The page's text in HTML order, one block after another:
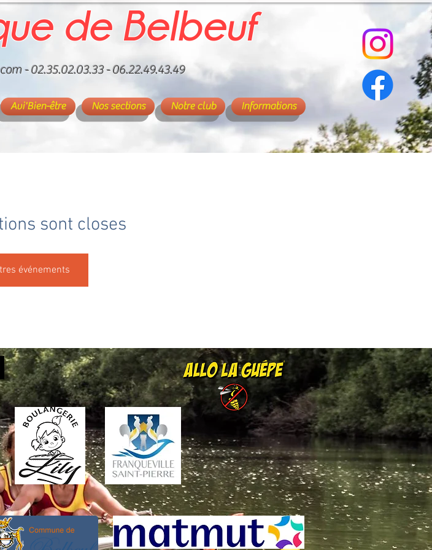
de Belbeuf
- 02.35.02.03.33 - 06.22.49.43.49
Avi'Bien-être Nos sections Notre club Informations
sont closes
événements